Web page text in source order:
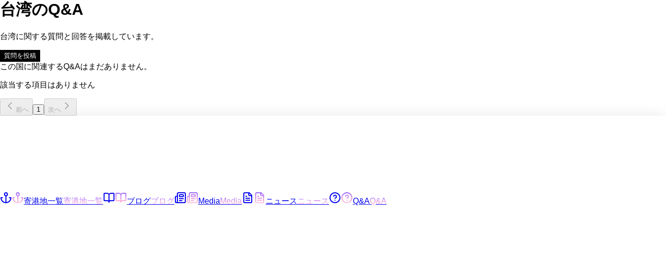
台湾のQ&A
台湾に関する質問と回答を掲載しています。
質問を投稿
この国に関連するQ&Aはまだありません。
該当する項目はありません
前へ 1 次へ
寄港地一覧寄港地一覧 ブログブログ MediaMedia ニュース ニュース Q&AQ&A